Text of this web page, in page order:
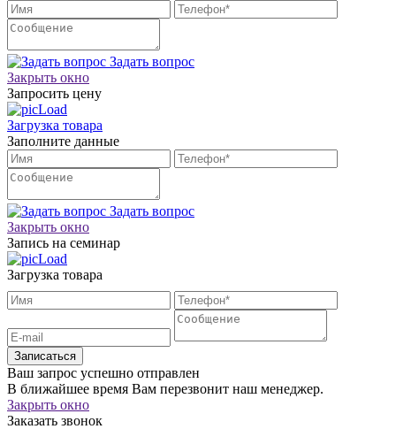
Задать вопрос
Закрыть окно
Запросить цену
Загрузка товара
Заполните данные
Задать вопрос
Закрыть окно
Запись на семинар
Загрузка товара
Записаться
Ваш запрос успешно отправлен
В ближайшее время Вам перезвонит наш менеджер.
Закрыть окно
Заказать звонок